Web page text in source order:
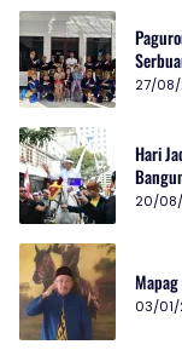
27/
Hari
20/
03/